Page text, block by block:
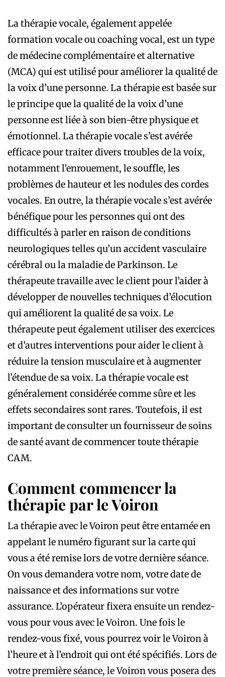
La thérapie vocale, également appelée
formation vocale ou coaching vocal, est un type
de médecine complémentaire et alternative
(MCA) qui est utilisé pour améliorer la qualité de
la voix d’une personne. La thérapie est basée sur
le principe que la qualité de la voix d’une
personne est liée à son bien-être physique et
émotionnel. La thérapie vocale s’est avérée
efficace pour traiter divers troubles de la voix,
notamment l’enrouement, le souffle, les
problèmes de hauteur et les nodules des cordes
vocales. En outre, la thérapie vocale s’est avérée
bénéfique pour les personnes qui ont des
difficultés à parler en raison de conditions
neurologiques telles qu’un accident vasculaire
cérébral ou la maladie de Parkinson. Le
thérapeute travaille avec le client pour l’aider à
développer de nouvelles techniques d’élocution
qui améliorent la qualité de sa voix. Le
thérapeute peut également utiliser des exercices
et d’autres interventions pour aider le client à
réduire la tension musculaire et à augmenter
l’étendue de sa voix. La thérapie vocale est
généralement considérée comme sûre et les
effets secondaires sont rares. Toutefois, il est
important de consulter un fournisseur de soins
de santé avant de commencer toute thérapie
CAM.
Comment commencer la
thérapie par le Voiron
La thérapie avec le Voiron peut être entamée en
appelant le numéro figurant sur la carte qui
vous a été remise lors de votre dernière séance.
On vous demandera votre nom, votre date de
naissance et des informations sur votre
assurance. L’opérateur fixera ensuite un rendez-
vous pour vous avec le Voiron. Une fois le
rendez-vous fixé, vous pourrez voir le Voiron à
l’heure et à l’endroit qui ont été spécifiés. Lors de
votre première séance, le Voiron vous posera des